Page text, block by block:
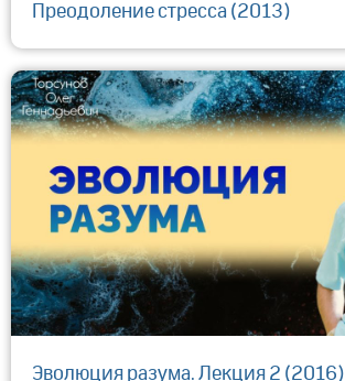
Преодоление стресса (2013)
Эволюция разума. Лекция 2 (2016)